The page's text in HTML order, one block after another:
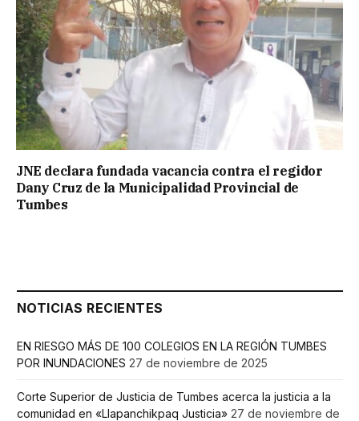
JNE declara fundada vacancia contra el regidor
Dany Cruz de la Municipalidad Provincial de
Tumbes
NOTICIAS RECIENTES
EN RIESGO MÁS DE 100 COLEGIOS EN LA REGIÓN TUMBES
POR INUNDACIONES 27 de noviembre de 2025
Corte Superior de Justicia de Tumbes acerca la justicia a la
comunidad en «Llapanchikpaq Justicia» 27 de noviembre de